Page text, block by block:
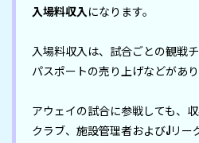
入場料収入 になります。
入場料収入は、試合ごとの観戦
パスポートの売り上げなどがあり
アウェイの試合に参戦しても、
クラブ、施設管理者およびJリー